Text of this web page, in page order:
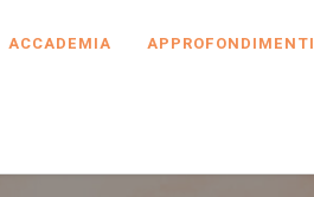
ACCADEMIA APPROFONDIMENTI